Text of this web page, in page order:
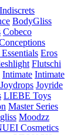
BodyGliss
Cobeco
Eros
Flutschi
Intimate Intimate
Joydrops Joyride
LIEBE Toys
Master Series
Moodzz
Cosmetics